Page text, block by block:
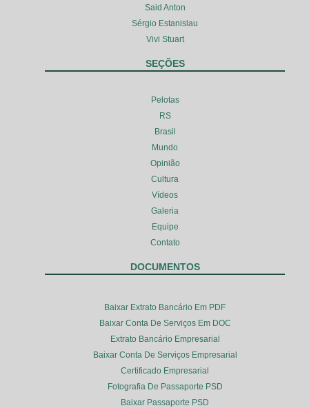
Said Anton
Sérgio Estanislau
Vivi Stuart
SEÇÕES
Pelotas
RS
Brasil
Mundo
Opinião
Cultura
Vídeos
Galeria
Equipe
Contato
DOCUMENTOS
Baixar Extrato Bancário Em PDF
Baixar Conta De Serviços Em DOC
Extrato Bancário Empresarial
Baixar Conta De Serviços Empresarial
Certificado Empresarial
Fotografia De Passaporte PSD
Baixar Passaporte PSD